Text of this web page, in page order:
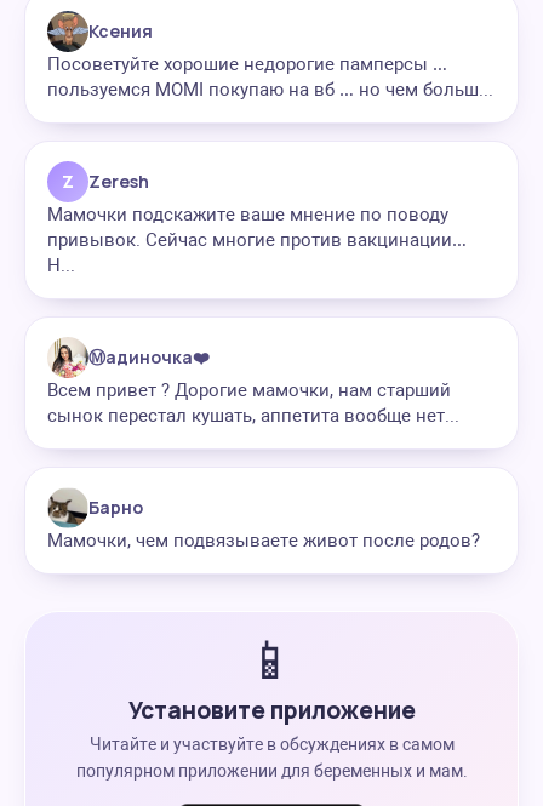
Ксения
Посоветуйте хорошие недорогие памперсы …
пользуемся MOMI покупаю на вб … но чем больш...
Z Zeresh
Мамочки подскажите ваше мнение по поводу
привывок. Сейчас многие против вакцинации…
Н...
Ⓜ️адиночка❤️
Всем привет ? Дорогие мамочки, нам старший
сынок перестал кушать, аппетита вообще нет...
Барно
Мамочки, чем подвязываете живот после родов?
📱
Установите приложение
Читайте и участвуйте в обсуждениях в самом
популярном приложении для беременных и мам.